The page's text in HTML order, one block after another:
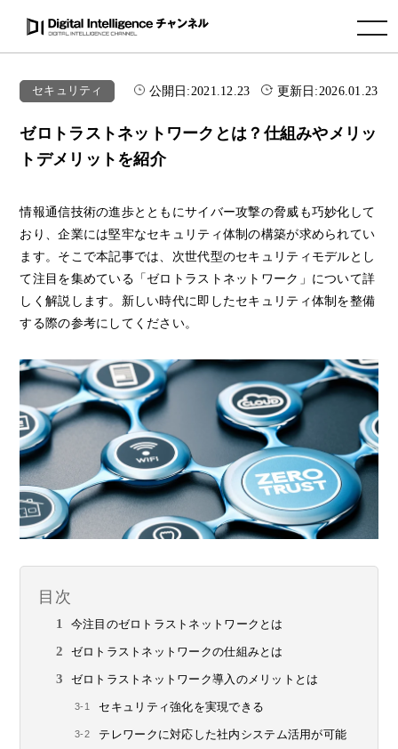
toggle navigation
セキュリティ 公開日:2021.12.23 更新日:2026.01.23
ゼロトラストネットワークとは？仕組みやメリッ
トデメリットを紹介
情報通信技術の進歩とともにサイバー攻撃の脅威も巧妙化して
おり、企業には堅牢なセキュリティ体制の構築が求められてい
ます。そこで本記事では、次世代型のセキュリティモデルとし
て注目を集めている「ゼロトラストネットワーク」について詳
しく解説します。新しい時代に即したセキュリティ体制を整備
する際の参考にしてください。
目次
今注目のゼロトラストネットワークとは
ゼロトラストネットワークの仕組みとは
ゼロトラストネットワーク導入のメリットとは
セキュリティ強化を実現できる
テレワークに対応した社内システム活用が可能